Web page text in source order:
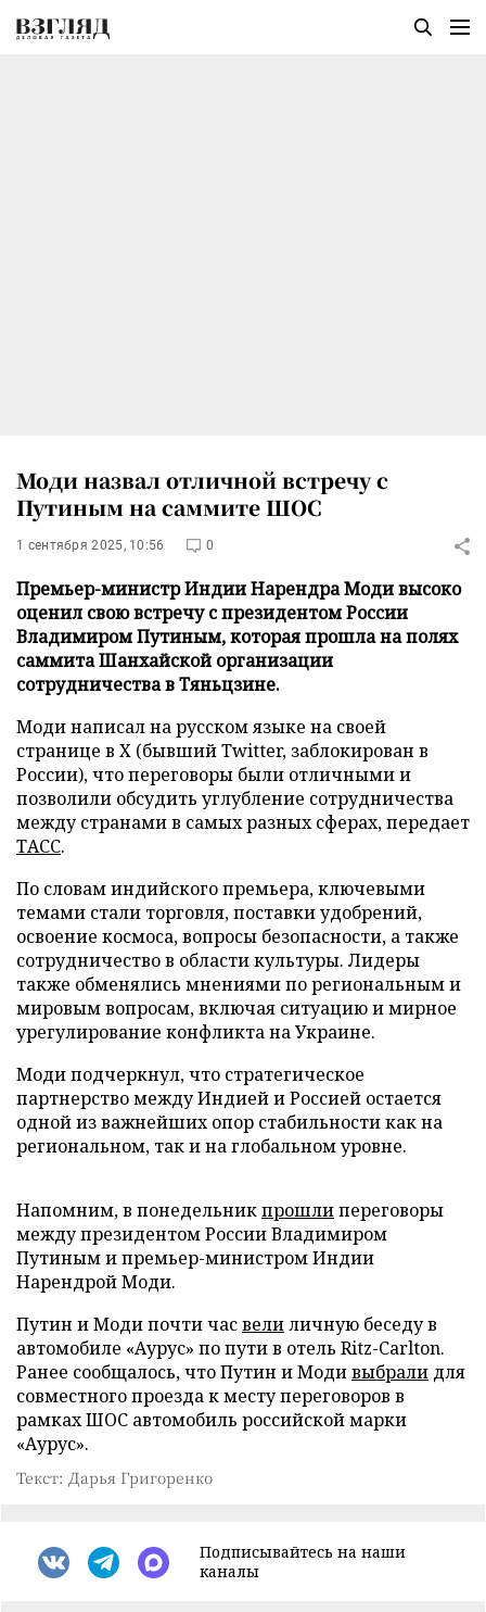
Моди назвал отличной встречу с
Путиным на саммите ШОС
1 сентября 2025, 10:56 0
Премьер-министр Индии Нарендра Моди высоко
оценил свою встречу с президентом России
Владимиром Путиным, которая прошла на полях
саммита Шанхайской организации
сотрудничества в Тяньцзине.
Моди написал на русском языке на своей
странице в Х (бывший Twitter, заблокирован в
России), что переговоры были отличными и
позволили обсудить углубление сотрудничества
между странами в самых разных сферах, передает
ТАСС.
По словам индийского премьера, ключевыми
темами стали торговля, поставки удобрений,
освоение космоса, вопросы безопасности, а также
сотрудничество в области культуры. Лидеры
также обменялись мнениями по региональным и
мировым вопросам, включая ситуацию и мирное
урегулирование конфликта на Украине.
Моди подчеркнул, что стратегическое
партнерство между Индией и Россией остается
одной из важнейших опор стабильности как на
региональном, так и на глобальном уровне.
Напомним, в понедельникпрошлипереговоры
между президентом России Владимиром
Путиным и премьер-министром Индии
Нарендрой Моди.
Путин и Моди почти часвелиличную беседу в
автомобиле «Аурус» по пути в отель Ritz-Carlton.
Ранее сообщалось, что Путин и Модивыбрали для
совместного проезда к месту переговоров в
рамках ШОС автомобиль российской марки
«Аурус».
Текст: Дарья Григоренко
Подписывайтесь на наши
каналы